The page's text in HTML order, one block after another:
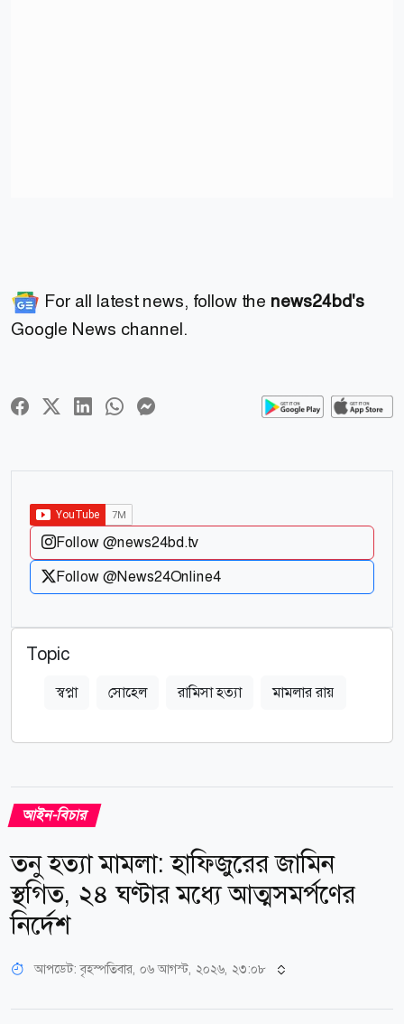
For all latest news, follow the news24bd's
Google News channel.
Follow @news24bd.tv
Follow @News24Online4
Topic
স্বপ্না সোহেল রামিসা হত্যা মামলার রায়
আইন-বিচার
তনু হত্যা মামলা: হাফিজুরের জামিন
স্থগিত, ২৪ ঘণ্টার মধ্যে আত্মসমর্পণের
নির্দেশ
আপডেট: বৃহস্পতিবার, ০৬ আগস্ট, ২০২৬, ২৩:০৮